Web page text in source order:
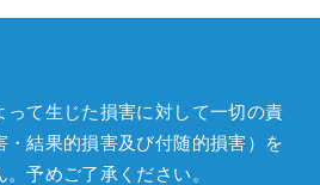
って生じた損害に対して一切の責
結果的損害及び付随的損害）を
予めご了承ください。